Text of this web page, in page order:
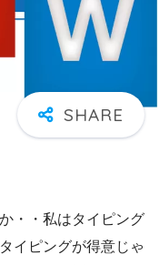
・・私はタイピング
イピングが得意じゃ